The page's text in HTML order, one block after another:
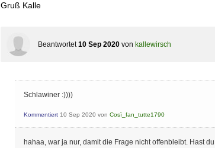
Gruß Kalle
Beantwortet 10 Sep 2020 von kallewirsch
Schlawiner :))))
Kommentiert 10 Sep 2020 von Così_fan_tutte1790
hahaa, war ja nur, damit die Frage nicht offenbleibt. Hast